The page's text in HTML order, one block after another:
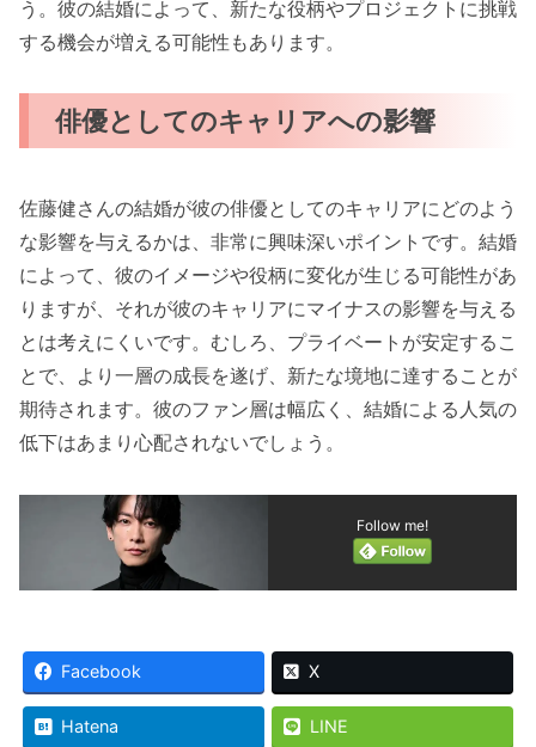
う。彼の結婚によって、新たな役柄やプロジェクトに挑戦
する機会が増える可能性もあります。
俳優としてのキャリアへの影響
佐藤健さんの結婚が彼の俳優としてのキャリアにどのよう
な影響を与えるかは、非常に興味深いポイントです。結婚
によって、彼のイメージや役柄に変化が生じる可能性があ
りますが、それが彼のキャリアにマイナスの影響を与える
とは考えにくいです。むしろ、プライベートが安定するこ
とで、より一層の成長を遂げ、新たな境地に達することが
期待されます。彼のファン層は幅広く、結婚による人気の
低下はあまり心配されないでしょう。
Follow me!
Facebook X
Hatena LINE